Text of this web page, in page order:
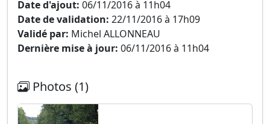
Date d'ajout: 06/11/2016 à 11h04
Date de validation: 22/11/2016 à 17h09
Validé par: Michel ALLONNEAU
Dernière mise à jour: 06/11/2016 à 11h04
Photos (1)